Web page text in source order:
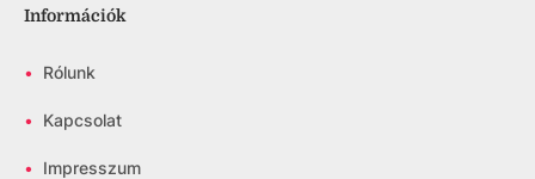
Információk
• Rólunk
• Kapcsolat
• Impresszum